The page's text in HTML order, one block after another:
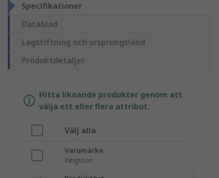
Specifikationer
Datablad
Lagstiftning och ursprungsland
Produktdetaljer
Hitta liknande produkter genom att
välja ett eller flera attribut.
Välj alla
Varumärke
Kingston